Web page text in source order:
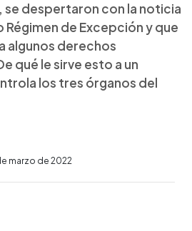
se despertaron con la noticia
de Excepción y que
algunos derechos
qué le sirve esto a un
los tres órganos del
marzo de 2022